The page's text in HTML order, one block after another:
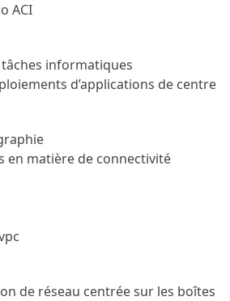
ACI
informatiques
d’applications de centre
en matière de connectivité
de réseau centrée sur les boîtes